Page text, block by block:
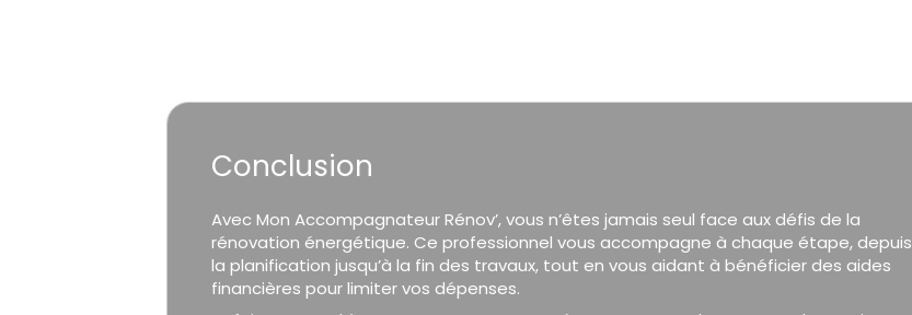
Conclusion
Avec Mon Accompagnateur Rénov’, vous n’êtes jamais seul face aux défis de la
rénovation énergétique. Ce professionnel vous accompagne à chaque étape, depuis
la planification jusqu’à la fin des travaux, tout en vous aidant à bénéficier des aides
financières pour limiter vos dépenses.